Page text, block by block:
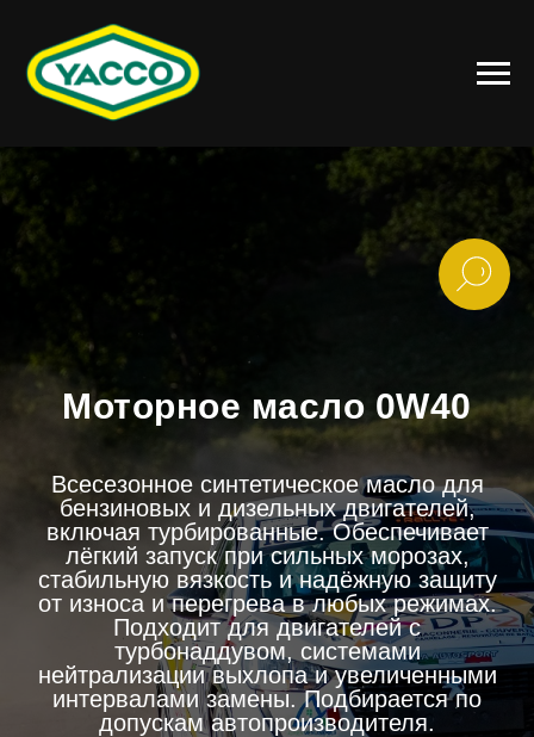
Моторное масло 0W40
Всесезонное синтетическое масло для
бензиновых и дизельных двигателей,
включая турбированные. Обеспечивает
лёгкий запуск при сильных морозах,
стабильную вязкость и надёжную защиту
от износа и перегрева в любых режимах.
Подходит для двигателей с
турбонаддувом, системами
нейтрализации выхлопа и увеличенными
интервалами замены. Подбирается по
допускам автопроизводителя.